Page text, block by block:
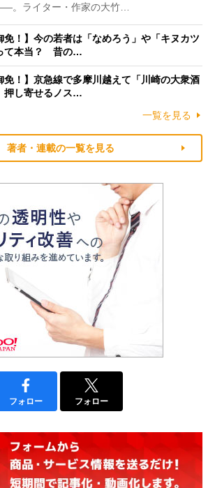
。ライター・作家の大竹…
免！】今の若者は「なめろう」や「キヌカツ
て本当？ 昔の…
免！】京急線で多摩川越えて「川崎の大衆酒
し寄せるノス…
一覧を見る
著者・連載の一覧を見る
フォロー フォロー